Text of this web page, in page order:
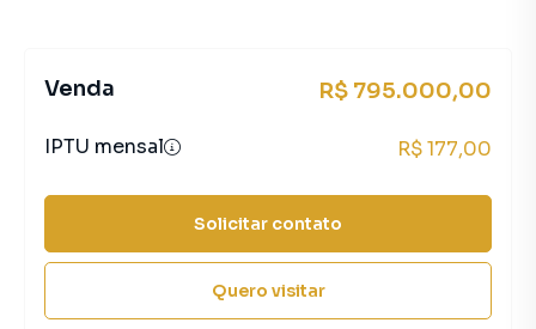
Venda R$ 795.000,00
IPTU mensal R$ 177,00
Solicitar contato
Quero visitar